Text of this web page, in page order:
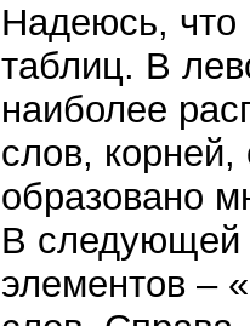
Надеюсь,
таблиц. В
наиболее
слов,
образовано
В следующей
элементов –